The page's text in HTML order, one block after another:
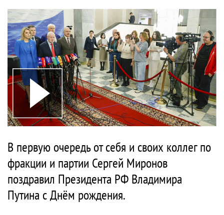
В первую очередь от себя и своих коллег по
фракции и партии Сергей Миронов
поздравил Президента РФ Владимира
Путина с Днём рождения.